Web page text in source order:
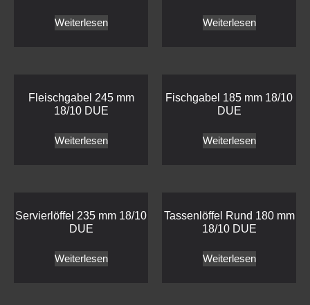
Weiterlesen Weiterlesen
Fleischgabel 245 mm
18/10 DUE
Weiterlesen
Fischgabel 185 mm 18/10
DUE
Weiterlesen
Servierlöffel 235 mm 18/10
DUE
Weiterlesen
Tassenlöffel Rund 180 mm
18/10 DUE
Weiterlesen